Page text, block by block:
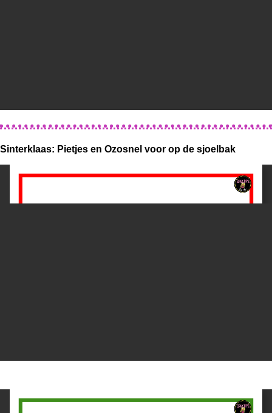
Sinterklaas: Pietjes en Ozosnel voor op de sjoelbak